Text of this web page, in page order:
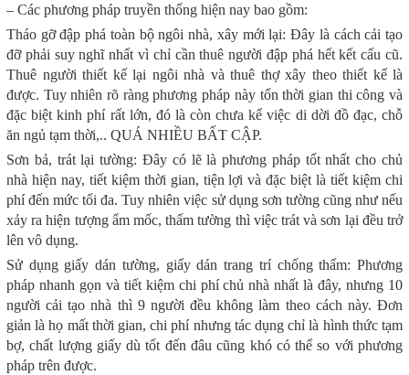
– Các phương pháp truyền thống hiện nay bao gồm:
Tháo gỡ đập phá toàn bộ ngôi nhà, xây mới lại: Đây là cách cải tạo
đỡ phải suy nghĩ nhất vì chỉ cần thuê người đập phá hết kết cấu cũ.
Thuê người thiết kế lại ngôi nhà và thuê thợ xây theo thiết kế là
được. Tuy nhiên rõ ràng phương pháp này tốn thời gian thi công và
đặc biệt kinh phí rất lớn, đó là còn chưa kể việc di dời đồ đạc, chỗ
ăn ngủ tạm thời,.. QUÁ NHIỀU BẤT CẬP.
Sơn bả, trát lại tường: Đây có lẽ là phương pháp tốt nhất cho chủ
nhà hiện nay, tiết kiệm thời gian, tiện lợi và đặc biệt là tiết kiệm chi
phí đến mức tối đa. Tuy nhiên việc sử dụng sơn tường cũng như nếu
xảy ra hiện tượng ẩm mốc, thấm tường thì việc trát và sơn lại đều trở
lên vô dụng.
Sử dụng giấy dán tường, giấy dán trang trí chống thấm: Phương
pháp nhanh gọn và tiết kiệm chi phí chủ nhà nhất là đây, nhưng 10
người cải tạo nhà thì 9 người đều không làm theo cách này. Đơn
giản là họ mất thời gian, chi phí nhưng tác dụng chỉ là hình thức tạm
bợ, chất lượng giấy dù tốt đến đâu cũng khó có thể so với phương
pháp trên được.